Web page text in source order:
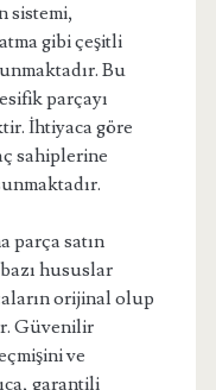
sistemi,
gibi çeşitli
Bu
parçayı
İhtiyaca göre
sahiplerine
parça satın
hususlar
orijinal olup
Güvenilir
ve
garantili